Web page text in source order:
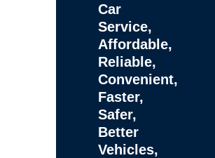
Car
Service,
Affordable,
Reliable,
Convenient,
Faster,
Safer,
Better
Vehicles,